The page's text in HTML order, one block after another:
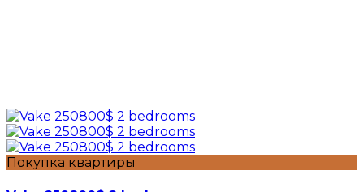
Покупка квартиры